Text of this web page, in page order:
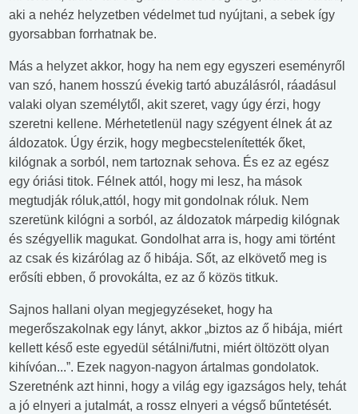
aki a nehéz helyzetben védelmet tud nyújtani, a sebek így
gyorsabban forrhatnak be.
Más a helyzet akkor, hogy ha nem egy egyszeri eseményről
van szó, hanem hosszú évekig tartó abuzálásról, ráadásul
valaki olyan személytől, akit szeret, vagy úgy érzi, hogy
szeretni kellene. Mérhetetlenül nagy szégyent élnek át az
áldozatok. Úgy érzik, hogy megbecstelenítették őket,
kilógnak a sorból, nem tartoznak sehova. És ez az egész
egy óriási titok. Félnek attól, hogy mi lesz, ha mások
megtudják róluk,attól, hogy mit gondolnak róluk. Nem
szeretünk kilógni a sorból, az áldozatok márpedig kilógnak
és szégyellik magukat. Gondolhat arra is, hogy ami történt
az csak és kizárólag az ő hibája. Sőt, az elkövető meg is
erősíti ebben, ő provokálta, ez az ő közös titkuk.
Sajnos hallani olyan megjegyzéseket, hogy ha
megerőszakolnak egy lányt, akkor „biztos az ő hibája, miért
kellett késő este egyedül sétálni/futni, miért öltözött olyan
kihívóan...”. Ezek nagyon-nagyon ártalmas gondolatok.
Szeretnénk azt hinni, hogy a világ egy igazságos hely, tehát
a jó elnyeri a jutalmát, a rossz elnyeri a végső bűntetését.